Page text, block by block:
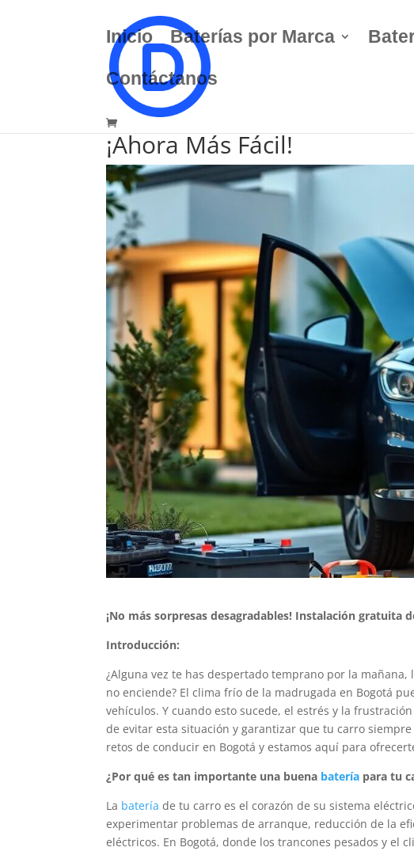
Inicio Baterías por Marca
Contáctanos
Instalación Gratuita de
¡Ahora Más Fácil!
¡No más sorpresas desagradables! Instalación gratuita
Introducción:
¿Alguna vez te has despertado temprano por la
no enciende? El clima frío de la madrugada en Bogotá
vehículos. Y cuando esto sucede, el estrés y la
de evitar esta situación y garantizar que tu carro
retos de conducir en Bogotá y estamos aquí para
¿Por qué es tan importante una buena batería para tu
La batería de tu carro es el corazón de su sistema
experimentar problemas de arranque, reducción de la
eléctricos. En Bogotá, donde los trancones pesados y el